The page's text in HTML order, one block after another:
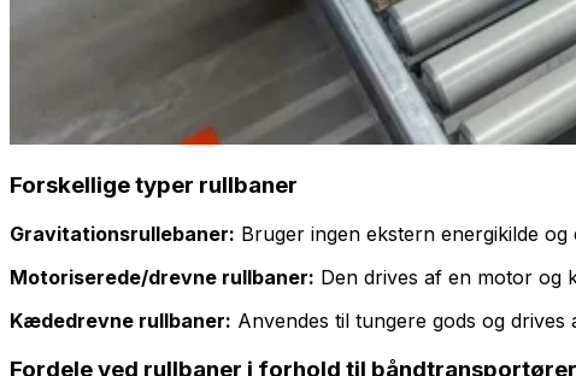
Forskellige typer rullbaner
Gravitationsrullebaner: Bruger ingen ekstern energikilde
Motoriserede/drevne rullbaner: Den drives af en motor og
Kædedrevne rullbaner: Anvendes til tungere gods og
Fordele ved rullbaner i forhold til